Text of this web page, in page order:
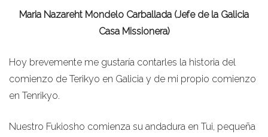
Maria Nazareht Mondelo Carballada (Jefe de la Galicia
Casa Missionera)
Hoy brevemente me gustaría contarles la historia del
comienzo de Terikyo en Galicia y de mi propio comienzo
en Tenrikyo.
Nuestro Fukiosho comienza su andadura en Tui, pequeña